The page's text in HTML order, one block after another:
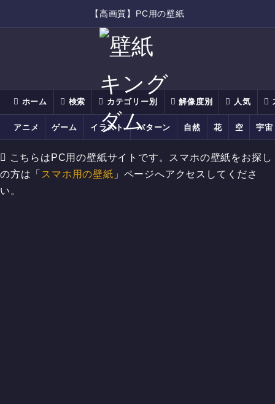
【高画質】PC用の壁紙
ホーム 検索 カテゴリー別 解像度別 人気
アニメ ゲーム イラスト パターン 自然 花 空 宇宙
こちらはPC用の壁紙サイトです。スマホの壁紙をお探し
の方は「 スマホ用の壁紙 」ページへアクセスしてくださ
い。